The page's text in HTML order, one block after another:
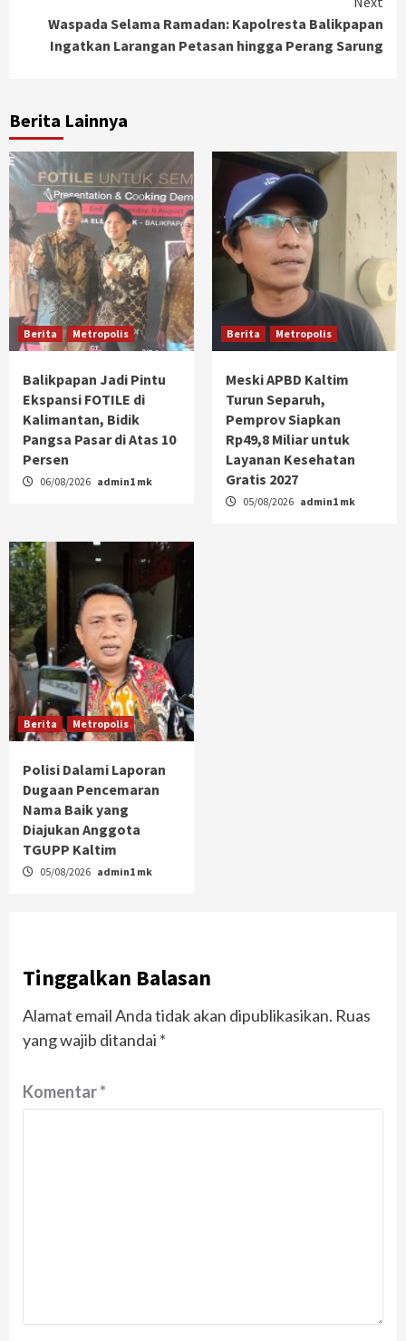
Waspada Selama Ramadan: Kapolresta Balikpapan
Ingatkan Larangan Petasan hingga Perang Sarung
Berita Lainnya
Berita Metropolis
Balikpapan Jadi Pintu
Ekspansi FOTILE di
Kalimantan, Bidik
Pangsa Pasar di Atas 10
Persen
06/08/2026 admin1 mk
Berita Metropolis
Meski APBD Kaltim
Turun Separuh,
Pemprov Siapkan
Rp49,8 Miliar untuk
Layanan Kesehatan
Gratis 2027
05/08/2026 admin1 mk
Berita Metropolis
Polisi Dalami Laporan
Dugaan Pencemaran
Nama Baik yang
Diajukan Anggota
TGUPP Kaltim
05/08/2026 admin1 mk
Tinggalkan Balasan
Alamat email Anda tidak akan dipublikasikan. Ruas
yang wajib ditandai *
Komentar*